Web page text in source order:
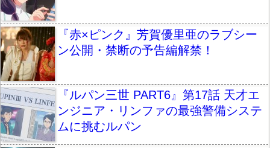
『赤×ピンク』芳賀優里亜のラブシー
ン公開・禁断の予告編解禁！
『ルパン三世 PART6』第17話 天才エ
ンジニア・リンファの最強警備システ
ムに挑むルパン